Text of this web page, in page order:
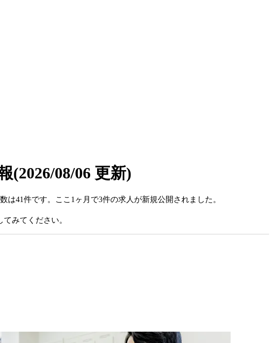
(2026/08/06 更新)
41件です。ここ1ヶ月で3件の求人が新規公開されました。
みてください。